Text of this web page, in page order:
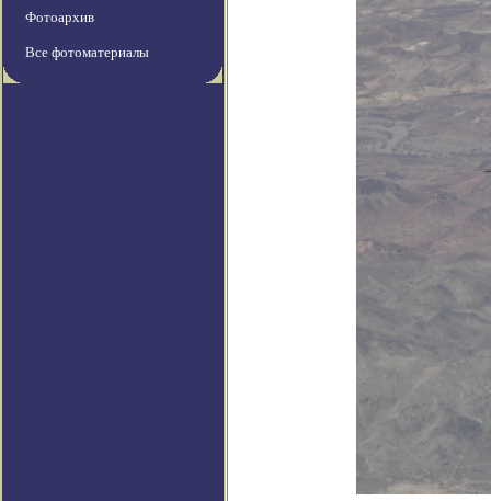
Фотоархив
Все фотоматериалы